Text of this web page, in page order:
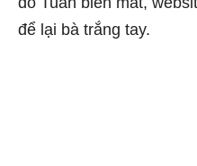
để lại bà trắng tay.